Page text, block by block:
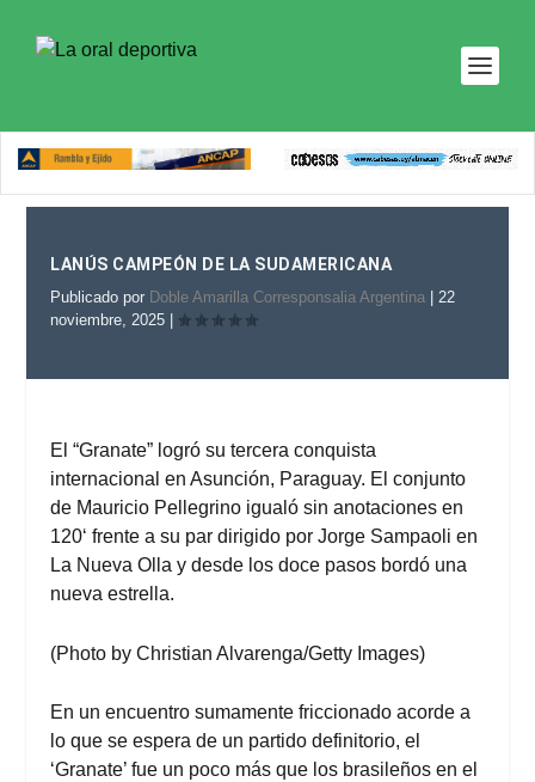
LANÚS CAMPEÓN DE LA SUDAMERICANA
Publicado por Doble Amarilla Corresponsalia Argentina |22
noviembre, 2025
El “Granate” logró su tercera conquista
internacional en Asunción, Paraguay. El conjunto
de Mauricio Pellegrino igualó sin anotaciones en
120‘ frente a su par dirigido por Jorge Sampaoli en
La Nueva Olla y desde los doce pasos bordó una
nueva estrella.
(Photo by Christian Alvarenga/Getty Images)
En un encuentro sumamente friccionado acorde a
lo que se espera de un partido definitorio, el
‘Granate’ fue un poco más que los brasileños en el